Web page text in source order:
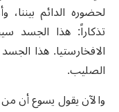
لحضوره الدائم
تذكاراً: هذا الجسد
الافخارستيا. هذا
الصليب.
والآن يقول يسوع أن من